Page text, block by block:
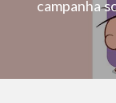
campanha